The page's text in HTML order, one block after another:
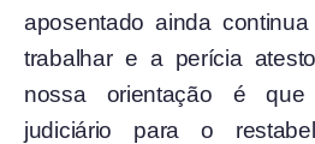
aposentado ainda
trabalhar e a perícia
nossa orientação é
judiciário para o